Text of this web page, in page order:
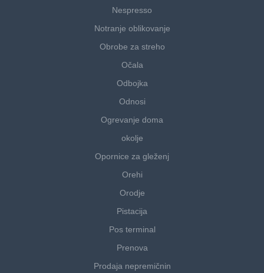
Nespresso
Notranje oblikovanje
Obrobe za streho
Očala
Odbojka
Odnosi
Ogrevanje doma
okolje
Opornice za gleženj
Orehi
Orodje
Pistacija
Pos terminal
Prenova
Prodaja nepremičnin